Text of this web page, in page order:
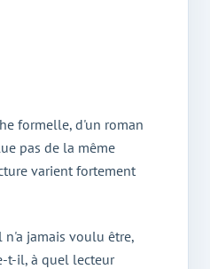
formelle, d'un roman
pas de la même
varient fortement
n'a jamais voulu être,
t-il, à quel lecteur